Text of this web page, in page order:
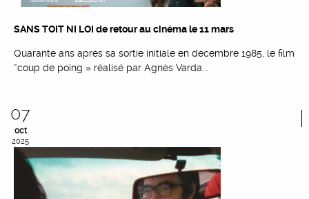
SANS TOIT NI LOI de retour au cinéma le 11 mars
Quarante ans après sa sortie initiale en décembre 1985, le film
“coup de poing » réalisé par Agnès Varda...
07
oct
2025